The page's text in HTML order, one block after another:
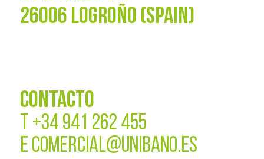
26006 LOGROÑO (SPAIN)
CONTACTO
T +34 941 262 455
E COMERCIAL@UNIBANO.ES